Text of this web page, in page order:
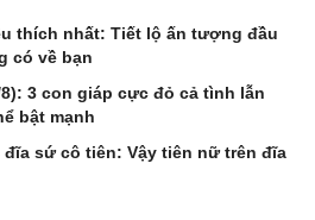
thích nhất: Tiết lộ ấn tượng đầu
có về bạn
3 con giáp cực đỏ cả tình lẫn
bật mạnh
sứ cô tiên: Vậy tiên nữ trên đĩa